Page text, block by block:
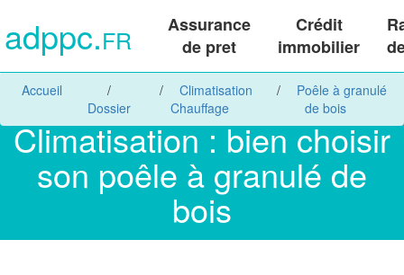
adppc.FR
Assurance
de pret
Crédit
immobilier
Accueil
Dossier
Climatisation
Chauffage
Poêle à granulé
de bois
Climatisation : bien choisir
son poêle à granulé de
bois